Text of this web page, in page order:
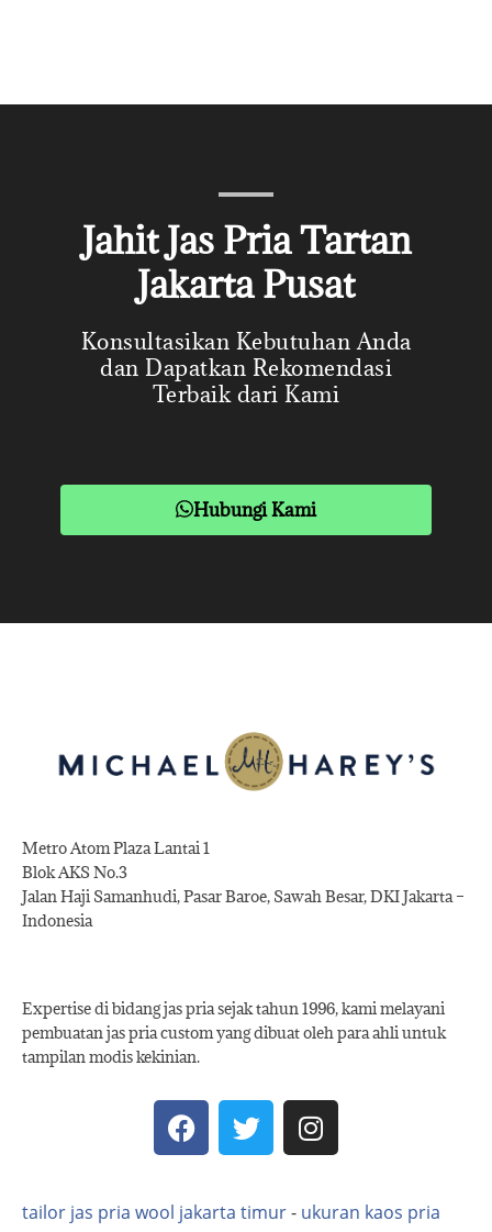
Jahit Jas Pria Tartan
Jakarta Pusat
Konsultasikan Kebutuhan Anda
dan Dapatkan Rekomendasi
Terbaik dari Kami
Hubungi Kami
Metro Atom Plaza Lantai 1
Blok AKS No.3
Jalan Haji Samanhudi, Pasar Baroe, Sawah Besar, DKI Jakarta –
Indonesia
Expertise di bidang jas pria sejak tahun 1996, kami melayani
pembuatan jas pria custom yang dibuat oleh para ahli untuk
tampilan modis kekinian.
tailor jas pria wool jakarta timur- ukuran kaos pria